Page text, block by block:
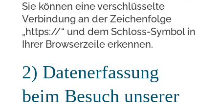
Sie können eine verschlüsselte
Verbindung an der Zeichenfolge
„https://“ und dem Schloss-Symbol in
Ihrer Browserzeile erkennen.
2) Datenerfassung
beim Besuch unserer